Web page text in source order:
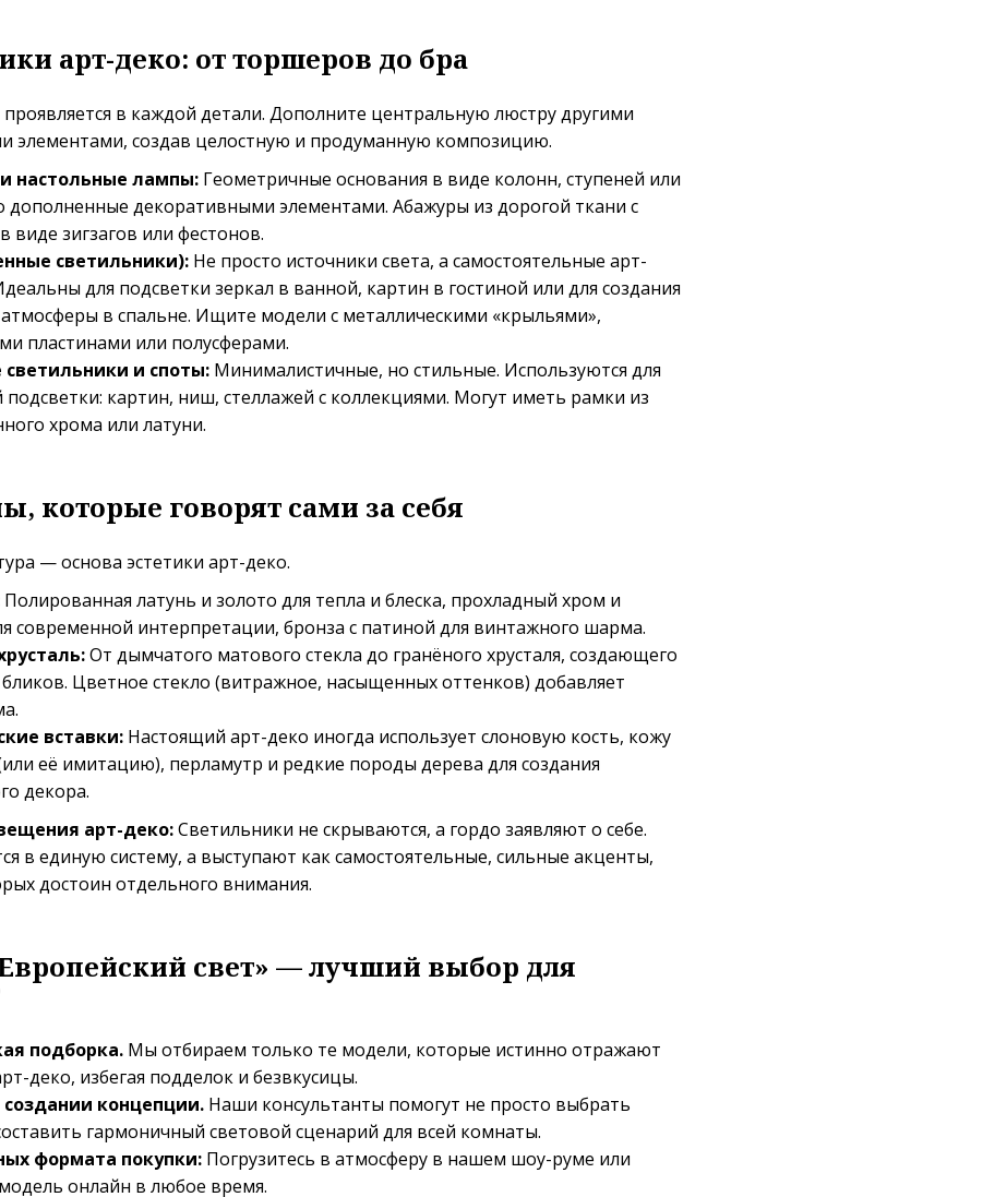
арт-деко: от торшеров до бра
в каждой детали. Дополните центральную люстру другими
элементами, создав целостную и продуманную композицию.
настольные лампы: Геометричные основания в виде колонн, ступеней или
дополненные декоративными элементами. Абажуры из дорогой ткани с
виде зигзагов или фестонов.
светильники): Не просто источники света, а самостоятельные арт-
для подсветки зеркал в ванной, картин в гостиной или для создания
в спальне. Ищите модели с металлическими «крыльями»,
пластинами или полусферами.
и споты: Минималистичные, но стильные. Используются для
картин, ниш, стеллажей с коллекциями. Могут иметь рамки из
хрома или латуни.
которые говорят сами за себя
— основа эстетики арт-деко.
Полированная латунь и золото для тепла и блеска, прохладный хром и
современной интерпретации, бронза с патиной для винтажного шарма.
От дымчатого матового стекла до гранёного хрусталя, создающего
Цветное стекло (витражное, насыщенных оттенков) добавляет
вставки: Настоящий арт-деко иногда использует слоновую кость, кожу
её имитацию), перламутр и редкие породы дерева для создания
декора.
арт-деко:Светильники не скрываются, а гордо заявляют о себе.
в единую систему, а выступают как самостоятельные, сильные акценты,
достоин отдельного внимания.
свет» — лучший выбор для
подборка. Мы отбираем только те модели, которые истинно отражают
деко, избегая подделок и безвкусицы.
концепции. Наши консультанты помогут не просто выбрать
гармоничный световой сценарий для всей комнаты.
формата покупки: Погрузитесь в атмосферу в нашем шоу-руме или
онлайн в любое время.